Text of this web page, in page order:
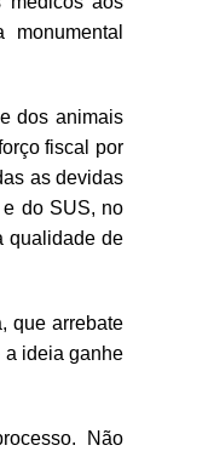
dos animais
fiscal por
as devidas
do SUS, no
qualidade de
que arrebate
a ideia ganhe
Não